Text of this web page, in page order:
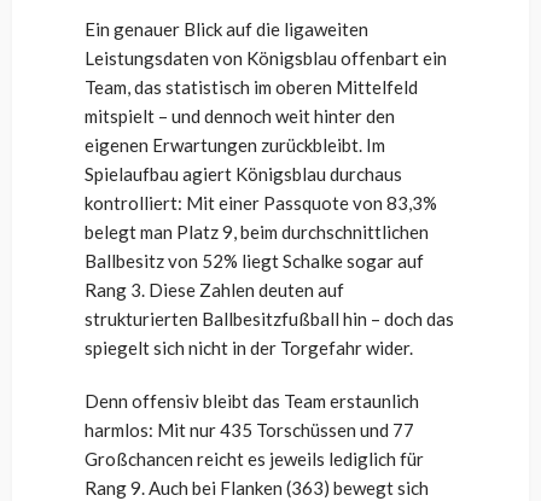
Ein genauer Blick auf die ligaweiten
Leistungsdaten von Königsblau offenbart ein
Team, das statistisch im oberen Mittelfeld
mitspielt – und dennoch weit hinter den
eigenen Erwartungen zurückbleibt. Im
Spielaufbau agiert Königsblau durchaus
kontrolliert: Mit einer Passquote von 83,3%
belegt man Platz 9, beim durchschnittlichen
Ballbesitz von 52% liegt Schalke sogar auf
Rang 3. Diese Zahlen deuten auf
strukturierten Ballbesitzfußball hin – doch das
spiegelt sich nicht in der Torgefahr wider.
Denn offensiv bleibt das Team erstaunlich
harmlos: Mit nur 435 Torschüssen und 77
Großchancen reicht es jeweils lediglich für
Rang 9. Auch bei Flanken (363) bewegt sich